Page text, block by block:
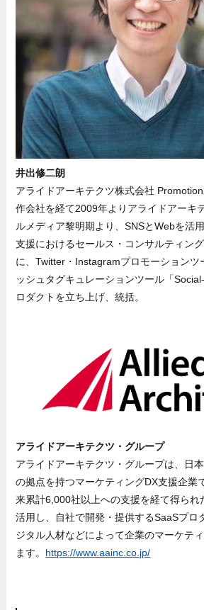
井出修二朗
アライドアーキテクツ株式会社
作会社を経て2009年よりアライドアーキ
ルメディア黎明期より、SNSとWebを活
支援におけるセールス・コンサルティン
に、Twitter・Instagramプロモーションツ
ッシュタグキュレーションツール「
ロダクトを立ち上げ、統括。
アライドアーキテクツ・グループ
アライドアーキテクツ・グループは、日
の拠点を持つマーケティングDX支援企業
来累計6,000社以上への支援を経て得られ
活用し、自社で開発・提供するSaaSプロ
ジタル人材などによって企業のマーケテ
ます。 https://www.aainc.co.jp/